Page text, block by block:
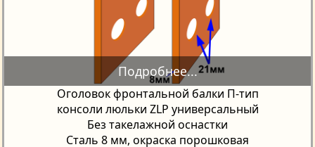
Оголовок фронтальной балки П-тип
консоли люльки ZLP универсальный
Без такелажной оснастки
Сталь 8 мм, окраска порошковая